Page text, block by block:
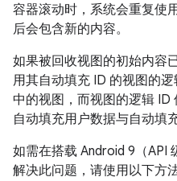
容器滚动时，系统会重复使
后会包含新的内容。
如果被回收视图的初始内容
用其自动填充 ID 的视图的
中的视图，而视图的逻辑 ID
自动填充用户数据与自动填
如需在搭载 Android 9（API
解决此问题，请使用以下方